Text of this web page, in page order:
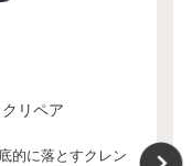
リペア
的に落とすクレン